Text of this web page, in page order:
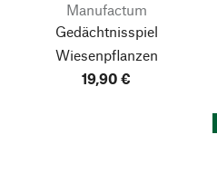
Manufactum
Gedächtnisspiel
Wiesenpflanzen
19,90 €